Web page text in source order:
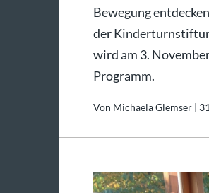
Bewegung
der
wird am 3.
Programm.
Von Michaela Glemser |